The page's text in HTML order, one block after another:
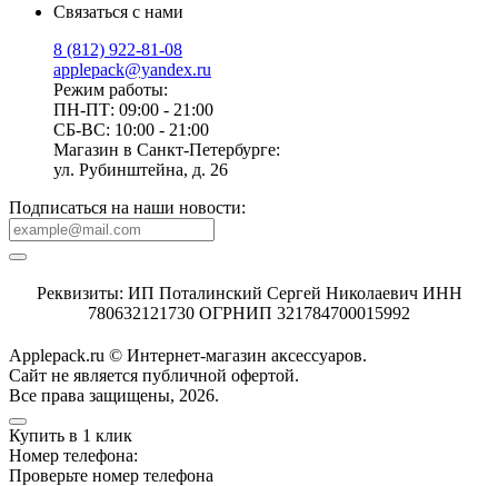
Связаться с нами
8 (812) 922-81-08
applepack@yandex.ru
Режим работы:
ПН-ПТ: 09:00 - 21:00
СБ-ВС: 10:00 - 21:00
Магазин в Санкт-Петербурге:
ул. Рубинштейна, д. 26
Подписаться на наши новости:
Реквизиты: ИП Поталинский Сергей Николаевич ИНН
780632121730 ОГРНИП 321784700015992
Applepack.ru © Интернет-магазин аксессуаров.
Cайт не является публичной офертой.
Все права защищены, 2026.
Купить в 1 клик
Номер телефона:
Проверьте номер телефона